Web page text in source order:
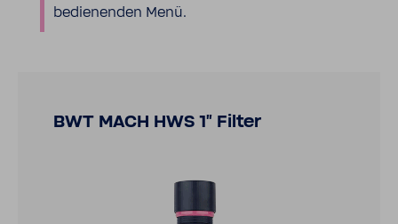
bedie­nenden Menü.
BWT MACH HWS 1" Filter